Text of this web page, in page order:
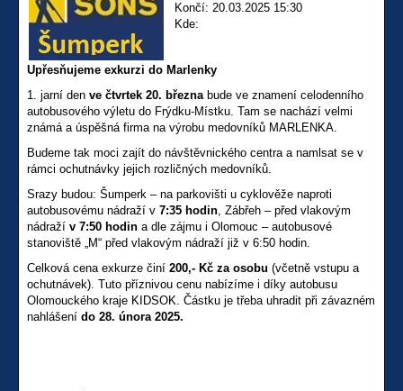
Končí: 20.03.2025 15:30
Kde:
Upřesňujeme exkurzi do Marlenky
1. jarní den ve čtvrtek 20. března bude ve znamení celodenního
autobusového výletu do Frýdku-Místku. Tam se nachází velmi
známá a úspěšná firma na výrobu medovníků MARLENKA.
Budeme tak moci zajít do návštěvnického centra a namlsat se v
rámci ochutnávky jejich rozličných medovníků.
Srazy budou: Šumperk – na parkovišti u cyklověže naproti
autobusovému nádraží v 7:35 hodin, Zábřeh – před vlakovým
nádraží v 7:50 hodin a dle zájmu i Olomouc – autobusové
stanoviště „M“ před vlakovým nádraží již v 6:50 hodin.
Celková cena exkurze činí 200,- Kč za osobu (včetně vstupu a
ochutnávek). Tuto příznivou cenu nabízíme i díky autobusu
Olomouckého kraje KIDSOK. Částku je třeba uhradit při závazném
nahlášení do 28. února 2025.